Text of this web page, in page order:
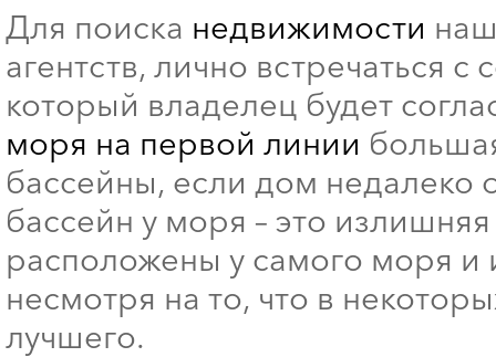
Для поиска недвижимости
агентств, лично встречаться
который владелец будет
моря на первой линии
бассейны, если дом недалеко
бассейн у моря – это
расположены у самого моря и
несмотря на то, что в
лучшего.